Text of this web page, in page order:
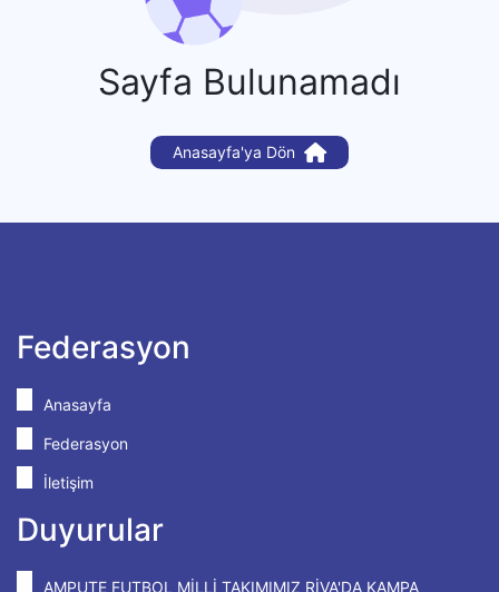
Sayfa Bulunamadı
Anasayfa'ya Dön
Federasyon
Anasayfa
Federasyon
İletişim
Duyurular
AMPUTE FUTBOL MİLLİ TAKIMIMIZ RİVA'DA KAMPA